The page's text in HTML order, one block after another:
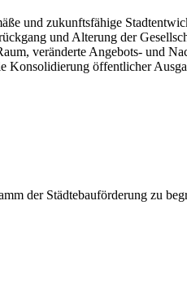
und zukunftsfähige
und Alterung der
veränderte Angebots- und
Konsolidierung öffentlicher
der Städtebauförderung zu